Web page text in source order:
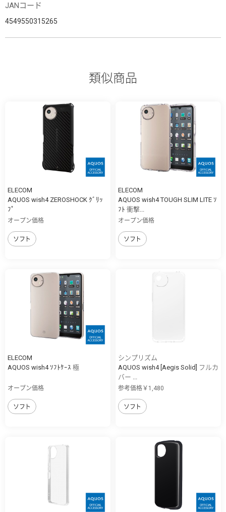
JANコード
4549550315265
類似商品
ELECOM
AQUOS wish4 ZEROSHOCK ｸﾞﾘｯ
ﾌﾟ
オープン価格
ソフト
ELECOM
AQUOS wish4 TOUGH SLIM LITE ｿ
ﾌﾄ 衝撃...
オープン価格
ソフト
ELECOM
AQUOS wish4 ｿﾌﾄｹｰｽ 極
オープン価格
ソフト
シンプリズム
AQUOS wish4 [Aegis Solid] フルカ
バー ...
参考価格￥1,480
ソフト